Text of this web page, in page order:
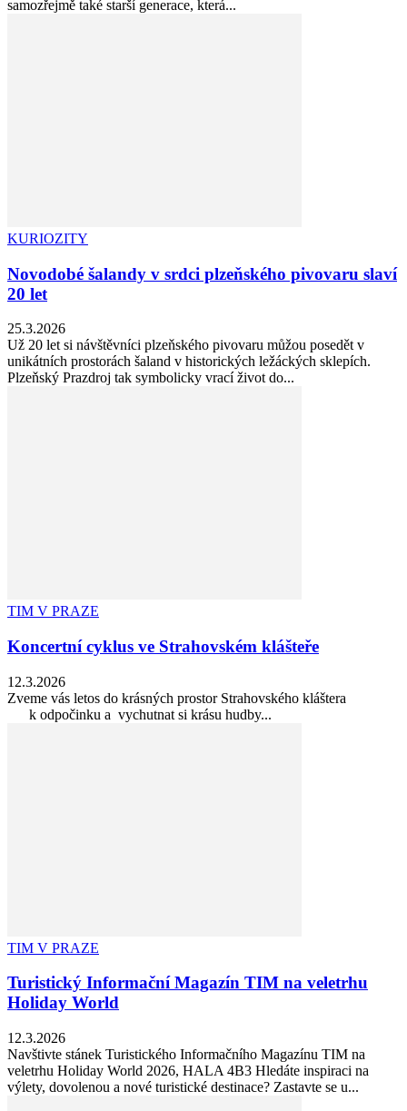
samozřejmě také starší generace, která...
KURIOZITY
Novodobé šalandy v srdci plzeňského pivovaru slaví
20 let
25.3.2026
Už 20 let si návštěvníci plzeňského pivovaru můžou posedět v
unikátních prostorách šaland v historických ležáckých sklepích.
Plzeňský Prazdroj tak symbolicky vrací život do...
TIM V PRAZE
Koncertní cyklus ve Strahovském klášteře
12.3.2026
Zveme vás letos do krásných prostor Strahovského kláštera
k odpočinku a vychutnat si krásu hudby...
TIM V PRAZE
Turistický Informační Magazín TIM na veletrhu
Holiday World
12.3.2026
Navštivte stánek Turistického Informačního Magazínu TIM na
veletrhu Holiday World 2026, HALA 4B3 Hledáte inspiraci na
výlety, dovolenou a nové turistické destinace? Zastavte se u...